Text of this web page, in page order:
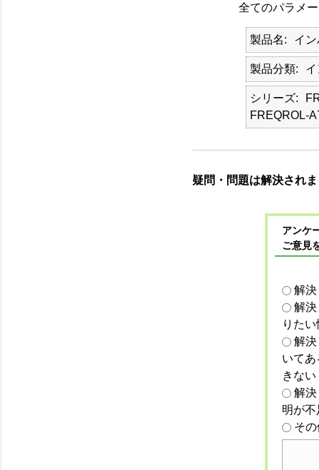
全てのパラメ
製品名 イ
製品分類
シリーズ
FREQROL-
疑問・問題は解決され
アンケ
ご意見
解
解
りた
解
いて
きない
解
明が
そ